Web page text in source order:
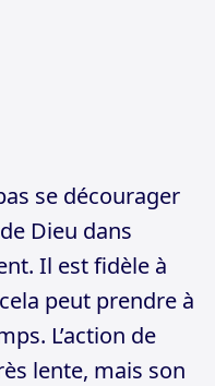
se décourager
Dieu dans
Il est fidèle à
peut prendre à
L’action de
lente, mais son